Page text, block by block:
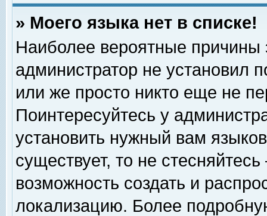
» Моего языка нет в списке!
Наиболее вероятные причины
администратор не установил
или же просто никто еще не
Поинтересуйтесь у
установить нужный вам
существует, то не
возможность создать и
локализацию. Более